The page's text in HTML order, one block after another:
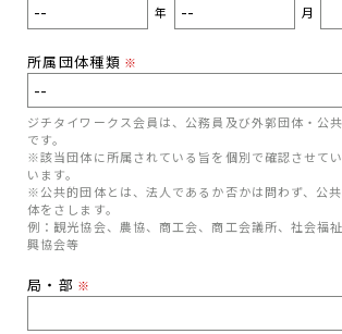
年 月
所属団体種類 ※
ジチタイワークス会員は、公務員及び外郭団体・公
です。
※該当団体に所属されている旨を個別で確認させて
います。
※公共的団体とは、法人であるか否かは問わず、公
体をさします。
例：観光協会、農協、商工会、商工会議所、社会福
興協会等
局・部 ※